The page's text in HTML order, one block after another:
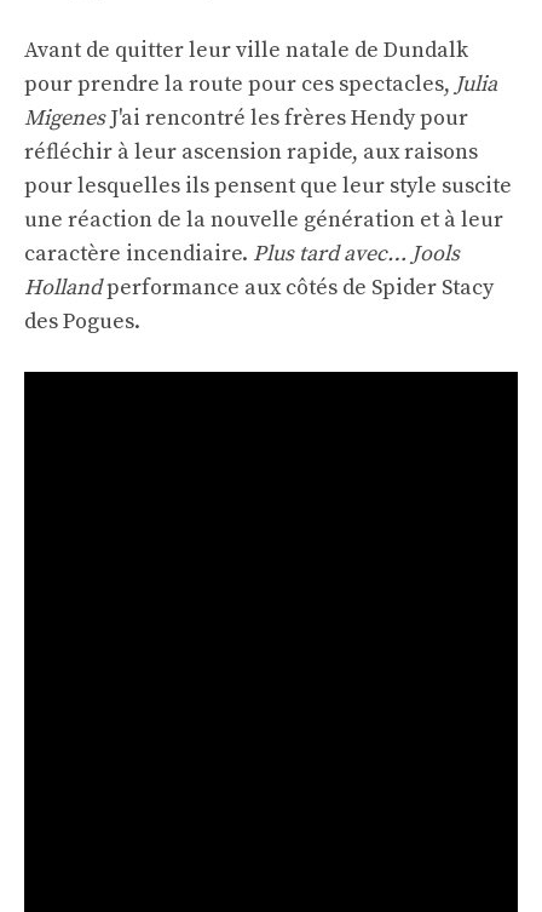
Avant de quitter leur ville natale de Dundalk
pour prendre la route pour ces spectacles, Julia
MigenesJ'ai rencontré les frères Hendy pour
réfléchir à leur ascension rapide, aux raisons
pour lesquelles ils pensent que leur style suscite
une réaction de la nouvelle génération et à leur
caractère incendiaire. Plus tard avec… Jools
Hollandperformance aux côtés de Spider Stacy
des Pogues.